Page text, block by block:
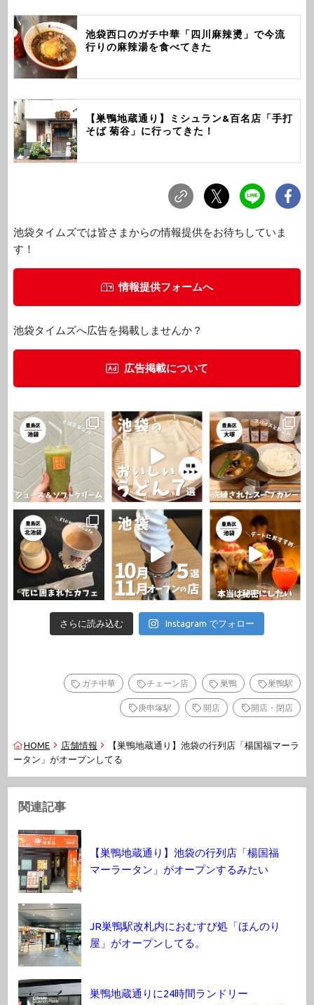
池袋西口のガチ中華「四川麻辣燙」で今流
行りの麻辣湯を食べてきた
【巣鴨地蔵通り】ミシュラン&百名店「手打
そば 菊谷」に行ってきた！
池袋タイムズでは皆さまからの情報提供をお待ちしていま
す！
情報提供フォームへ
池袋タイムズへ広告を掲載しませんか？
広告掲載について
さらに読み込む Instagram でフォロー
ガチ中華 チェーン店 巣鴨 巣鴨駅
庚申塚駅 開店 開店・閉店
HOME 店舗情報
【巣鴨地蔵通り】池袋の行列店「楊国福マーラ
ータン」がオープンしてる
関連記事
【巣鴨地蔵通り】池袋の行列店「楊国福
マーラータン」がオープンするみたい
JR巣鴨駅改札内におむすび処「ほんのり
屋」がオープンしてる。
巣鴨地蔵通りに24時間ランドリー